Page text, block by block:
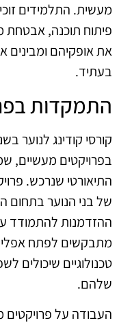
מעשית. התלמידים
פיתוח תוכנה, אבטחת
את אופקיהם ומבינים
בעתיד.
התמקדות
בפרויקטים מעשיים,
התיאורטי שנרכש.
של בני הנוער בתחום
ההזדמנות להתמודד
מתבקשים לפתח
טכנולוגיים שיכולים
שלהם.
העבודה על פרויקטים